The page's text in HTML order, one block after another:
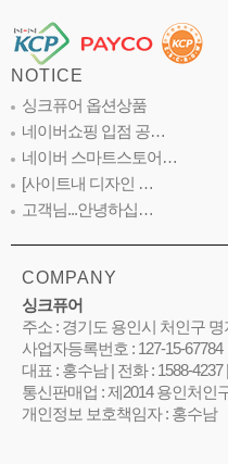
NOTICE
싱크퓨어 옵션상품
네이버쇼핑 입점 공…
네이버 스마트스토어…
[사이트내 디자인 …
고객님...안녕하십…
COMPANY
싱크퓨어
주소 : 경기도 용인시 처인구
사업자등록번호 : 127-15-67784
대표 : 홍수남 | 전화 : 1588-4237
통신판매업 : 제2014 용인처인
개인정보 보호책임자 : 홍수남